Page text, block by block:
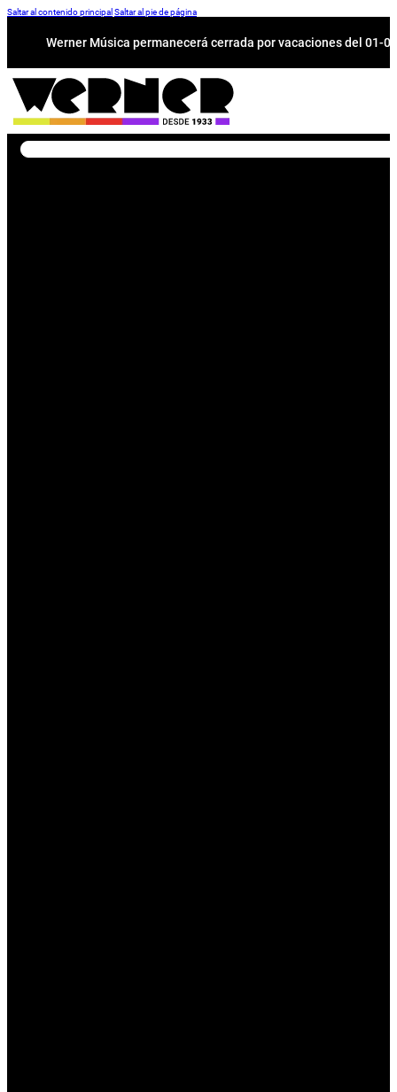
Saltar al contenido principal Saltar al pie de página
Werner Música permanecerá cerrada por vacaciones del 01-
Buscar